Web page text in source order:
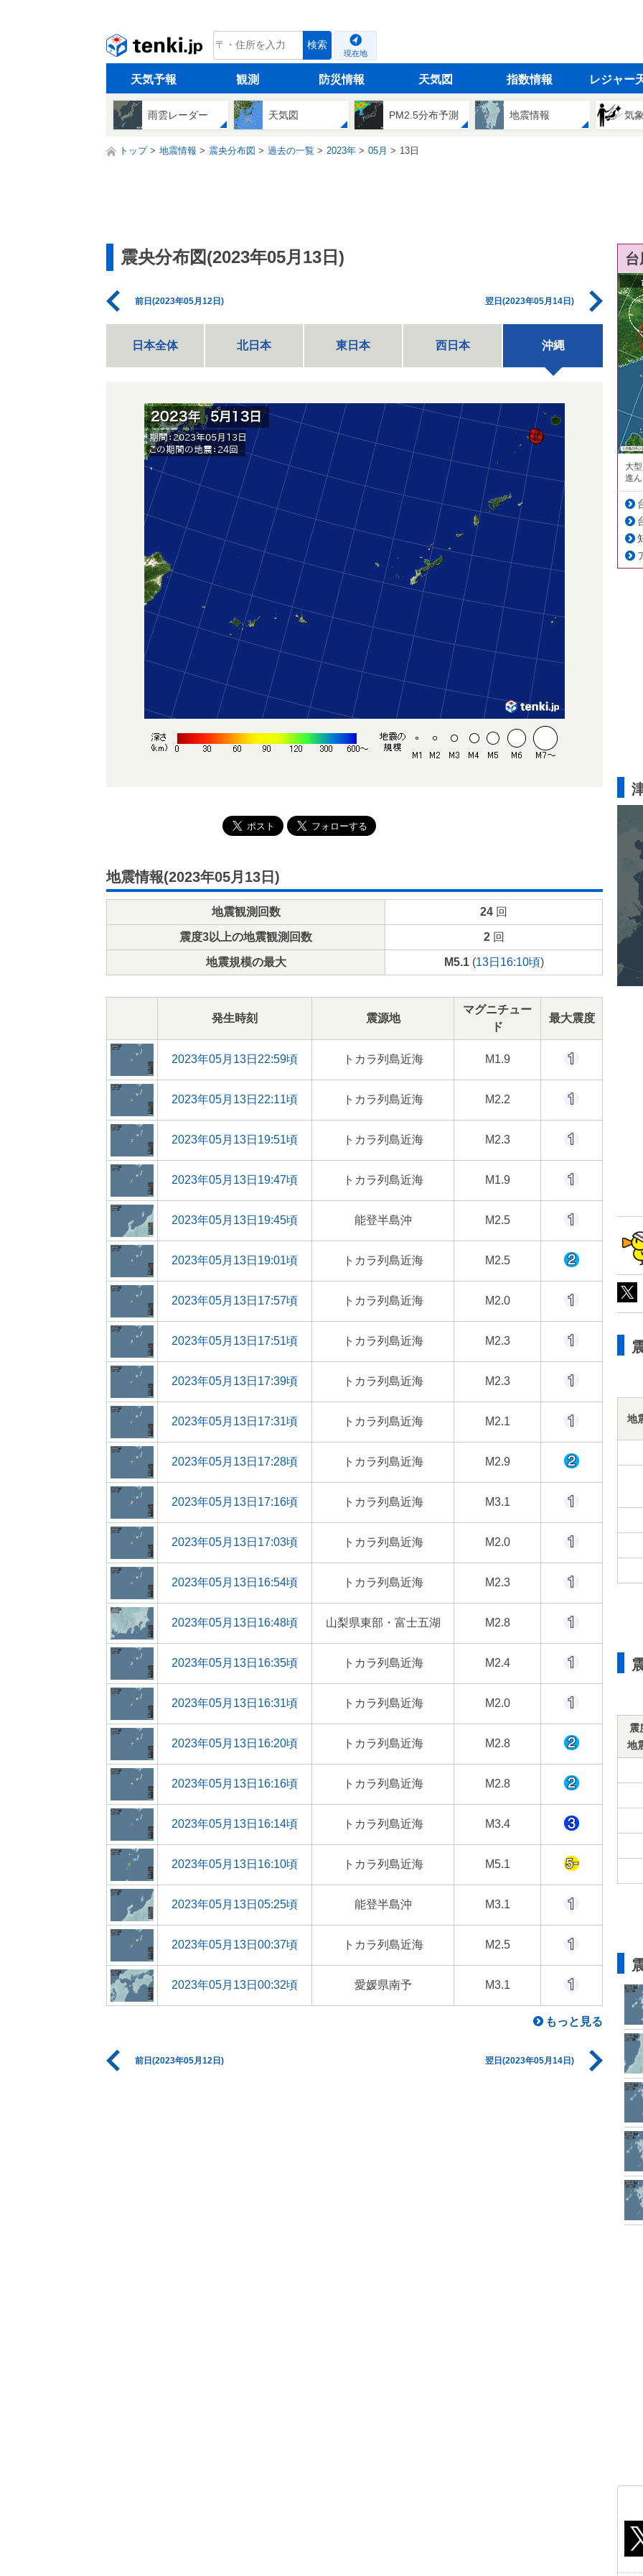
tenki.jp 検索
現在地
天気予報 観測 防災情報 天気図 指数情報 レジャー
雨雲レーダー 天気図 PM2.5分布予測 地震情報 気
トップ 地震情報 震央分布図 過去の一覧 2023年 05月 13日
震央分布図(2023年05月13日)
前日(2023年05月12日) 翌日(2023年05月14日)
日本全体 北日本 東日本 西日本 沖縄
地震情報(2023年05月13日)
地震観測回数 24 回
震度3以上の地震観測回数 2回
地震規模の最大 M5.1(13日16:10頃)
発生時刻 震源地
マグニチュー
ド
最大震度
2023年05月13日22:59頃 トカラ列島近海 M1.9
2023年05月13日22:11頃 トカラ列島近海 M2.2
2023年05月13日19:51頃 トカラ列島近海 M2.3
2023年05月13日19:47頃 トカラ列島近海 M1.9
2023年05月13日19:45頃 能登半島沖 M2.5
2023年05月13日19:01頃 トカラ列島近海 M2.5
2023年05月13日17:57頃 トカラ列島近海 M2.0
2023年05月13日17:51頃 トカラ列島近海 M2.3
2023年05月13日17:39頃 トカラ列島近海 M2.3
2023年05月13日17:31頃 トカラ列島近海 M2.1
2023年05月13日17:28頃 トカラ列島近海 M2.9
2023年05月13日17:16頃 トカラ列島近海 M3.1
2023年05月13日17:03頃 トカラ列島近海 M2.0
2023年05月13日16:54頃 トカラ列島近海 M2.3
2023年05月13日16:48頃 山梨県東部・富士五湖 M2.8
2023年05月13日16:35頃 トカラ列島近海 M2.4
2023年05月13日16:31頃 トカラ列島近海 M2.0
2023年05月13日16:20頃 トカラ列島近海 M2.8
2023年05月13日16:16頃 トカラ列島近海 M2.8
2023年05月13日16:14頃 トカラ列島近海 M3.4
2023年05月13日16:10頃 トカラ列島近海 M5.1
2023年05月13日05:25頃 能登半島沖 M3.1
2023年05月13日00:37頃 トカラ列島近海 M2.5
2023年05月13日00:32頃 愛媛県南予 M3.1
もっと見る
前日(2023年05月12日) 翌日(2023年05月14日)
大
進
地
震
地